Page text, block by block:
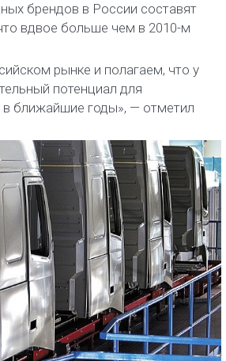
брендов в России составят
вдвое больше чем в 2010-м
рынке и полагаем, что у
потенциал для
ближайшие годы», — отметил